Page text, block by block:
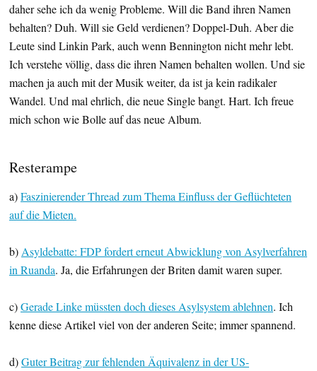
daher sehe ich da wenig Probleme. Will die Band ihren Namen
behalten? Duh. Will sie Geld verdienen? Doppel-Duh. Aber die
Leute sind Linkin Park, auch wenn Bennington nicht mehr lebt.
Ich verstehe völlig, dass die ihren Namen behalten wollen. Und sie
machen ja auch mit der Musik weiter, da ist ja kein radikaler
Wandel. Und mal ehrlich, die neue Single bangt. Hart. Ich freue
mich schon wie Bolle auf das neue Album.
Resterampe
a)Faszinierender Thread zum Thema Einfluss der Geflüchteten
auf die Mieten.
b) Asyldebatte: FDP fordert erneut Abwicklung von Asylverfahren
in Ruanda. Ja, die Erfahrungen der Briten damit waren super.
c)Gerade Linke müssten doch dieses Asylsystem ablehnen. Ich
kenne diese Artikel viel von der anderen Seite; immer spannend.
d)Guter Beitrag zur fehlenden Äquivalenz in der US-